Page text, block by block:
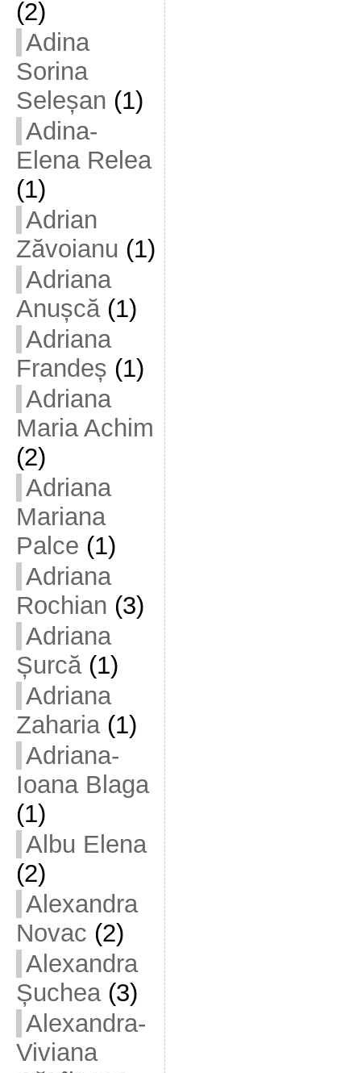
(2)
Adina
Sorina
Seleșan (1)
Adina-
Elena Relea
(1)
Adrian
Zăvoianu (1)
Adriana
Anușcă(1)
Adriana
Frandeș (1)
Adriana
Maria Achim
(2)
Adriana
Mariana
Palce (1)
Adriana
Rochian (3)
Adriana
Șurcă(1)
Adriana
Zaharia(1)
Adriana-
Ioana Blaga
(1)
Albu Elena
(2)
Alexandra
Novac (2)
Alexandra
Șuchea(3)
Alexandra-
Viviana